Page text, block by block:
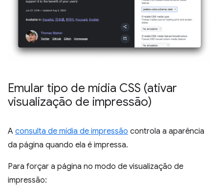
Emular tipo de mídia CSS (ativar
visualização de impressão)
A consulta de mídia de impressão controla a aparência
da página quando ela é impressa.
Para forçar a página no modo de visualização de
impressão: